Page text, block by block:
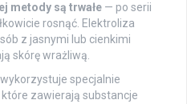
metody są trwałe — po serii
rosnąć. Elektroliza
z jasnymi lub cienkimi
skórę wrażliwą.
wykorzystuje specjalnie
które zawierają substancje